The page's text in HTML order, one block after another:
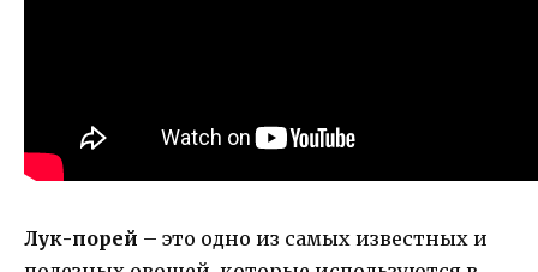
Лук-порей – это одно из самых известных и